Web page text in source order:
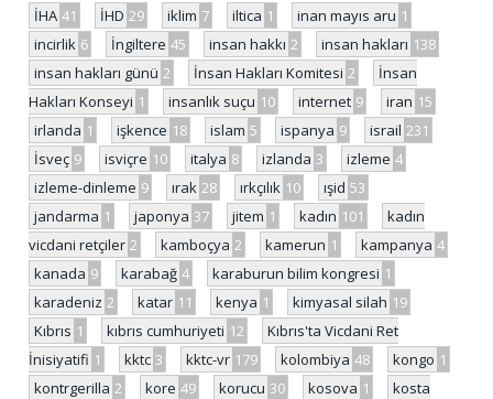
İHA 41 İHD 29 iklim 7 iltica 1 inan mayıs aru 1
incirlik 6 İngiltere 45 insan hakkı 2 insan hakları 138
insan hakları günü 2 İnsan Hakları Komitesi 2
İnsan
Hakları Konseyi 1 insanlık suçu 10 internet 9 iran 15
irlanda 1 işkence 18 islam 5 ispanya 9 israil 231
İsveç 9 isviçre 10 italya 8 izlanda 3 izleme 4
izleme-dinleme 9 ırak 28 ırkçılık 10 ışid 53
jandarma 1 japonya 37 jitem 1 kadın 101
kadın
vicdani retçiler 2 kamboçya 2 kamerun 1 kampanya 4
kanada 9 karabağ 4 karaburun bilim kongresi 1
karadeniz 2 katar 11 kenya 1 kimyasal silah 19
Kıbrıs 1 kıbrıs cumhuriyeti 12
Kıbrıs'ta Vicdani Ret
İnisiyatifi 1 kktc 3 kktc-vr 179 kolombiya 48 kongo 1
kontrgerilla 2 kore 49 korucu 30 kosova 1
kosta